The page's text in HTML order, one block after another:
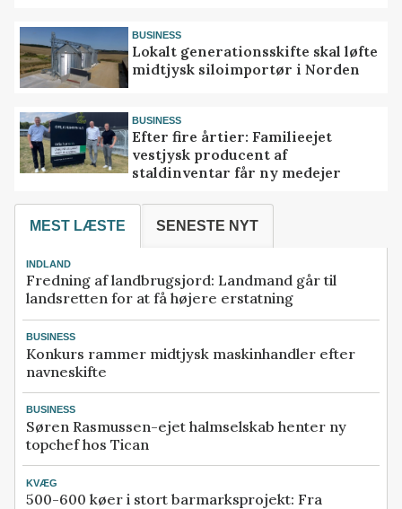
BUSINESS
Lokalt generationsskifte skal løfte
midtjysk siloimportør i Norden
BUSINESS
Efter fire årtier: Familieejet
vestjysk producent af
staldinventar får ny medejer
MEST LÆSTE SENESTE NYT
INDLAND
Fredning af landbrugsjord: Landmand går til
landsretten for at få højere erstatning
BUSINESS
Konkurs rammer midtjysk maskinhandler efter
navneskifte
BUSINESS
Søren Rasmussen-ejet halmselskab henter ny
topchef hos Tican
KVÆG
500-600 køer i stort barmarksprojekt: Fra